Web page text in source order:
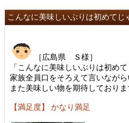
こんなに美味しいぶりは初めてじ
［広島県 Ｓ様］
「こんなに美味しいぶりは初め
家族全員口をそろえて言いながら
また美味しい物を期待しておりま
【満足度】 かなり満足